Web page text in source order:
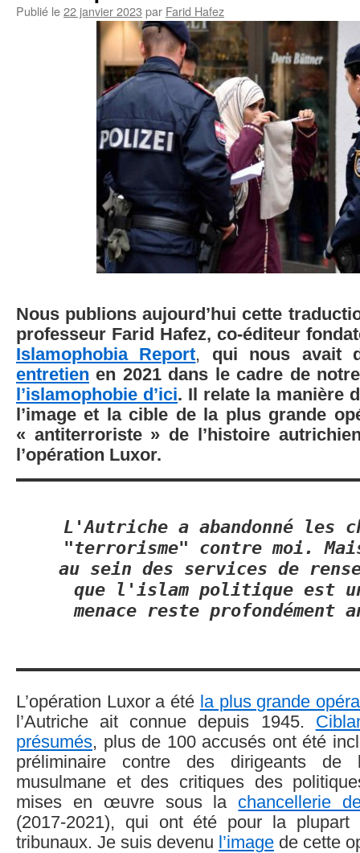
Publié le22 janvier 2023 par Farid Hafez
Nous publions aujourd’hui cette
professeur Farid Hafez, co-éditeur
Islamophobia Report, qui nous avait
entretien en 2021 dans le cadre de
l’islamophobie d’ici. Il relate la manière
l’image et la cible de la plus grande
« antiterroriste » de l’histoire
l’opération Luxor.
L'Autriche a abandonné les
"terrorisme" contre moi.
au sein des services de
que l'islam politique est
menace reste profondément
L’opération Luxor a été la plus grande
l’Autriche ait connue depuis 1945.
présumés, plus de 100 accusés ont été
préliminaire contre des dirigeants de
musulmane et des critiques des
mises en œuvre sous la chancellerie
(2017-2021), qui ont été pour la plupart
tribunaux. Je suis devenu l’image de cette